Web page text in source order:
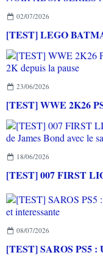
02/07/2026
23/06/2026
18/06/2026
08/07/2026